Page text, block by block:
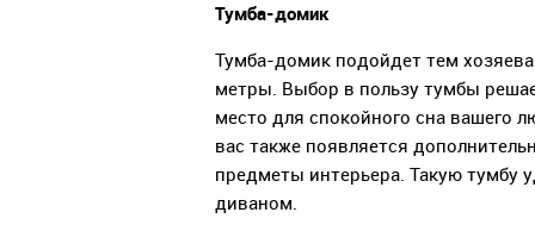
Тумба-домик
Тумба-домик подойдет тем
метры. Выбор в пользу тумбы
место для спокойного сна вашего
вас также появляется
предметы интерьера. Такую тумбу
диваном.